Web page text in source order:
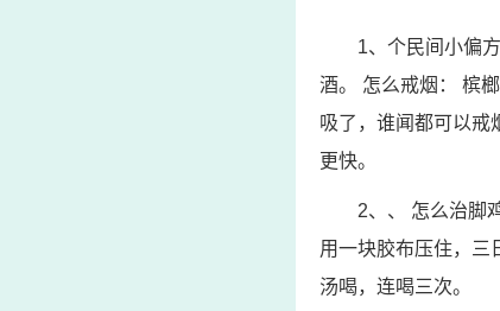
1、个民间小偏
酒。 怎么戒烟： 槟
吸了，谁闻都可以戒
更快。
2、、 怎么治脚
用一块胶布压住，三
汤喝，连喝三次。